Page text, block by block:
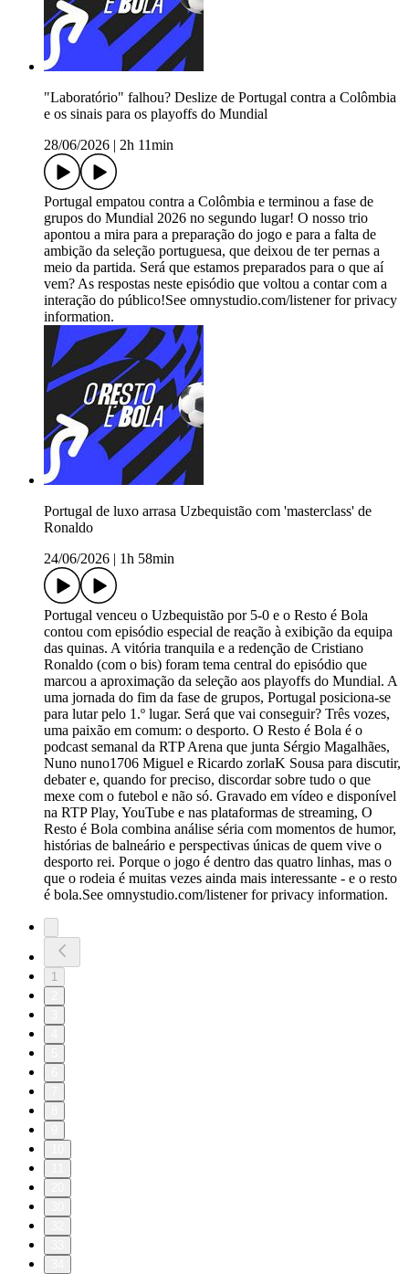
"Laboratório" falhou? Deslize de Portugal contra a Colômbia
e os sinais para os playoffs do Mundial
28/06/2026
2h 11min
Portugal empatou contra a Colômbia e terminou a fase de
grupos do Mundial 2026 no segundo lugar! O nosso trio
apontou a mira para a preparação do jogo e para a falta de
ambição da seleção portuguesa, que deixou de ter pernas a
meio da partida. Será que estamos preparados para o que aí
vem? As respostas neste episódio que voltou a contar com a
interação do público!See omnystudio.com/listener for privacy
information.
Portugal de luxo arrasa Uzbequistão com 'masterclass' de
Ronaldo
24/06/2026
1h 58min
Portugal venceu o Uzbequistão por 5-0 e o Resto é Bola
contou com episódio especial de reação à exibição da equipa
das quinas. A vitória tranquila e a redenção de Cristiano
Ronaldo (com o bis) foram tema central do episódio que
marcou a aproximação da seleção aos playoffs do Mundial. A
uma jornada do fim da fase de grupos, Portugal posiciona-se
para lutar pelo 1.º lugar. Será que vai conseguir? Três vozes,
uma paixão em comum: o desporto. O Resto é Bola é o
podcast semanal da RTP Arena que junta Sérgio Magalhães,
Nuno nuno1706 Miguel e Ricardo zorlaK Sousa para discutir,
debater e, quando for preciso, discordar sobre tudo o que
mexe com o futebol e não só. Gravado em vídeo e disponível
na RTP Play, YouTube e nas plataformas de streaming, O
Resto é Bola combina análise séria com momentos de humor,
histórias de balneário e perspectivas únicas de quem vive o
desporto rei. Porque o jogo é dentro das quatro linhas, mas o
que o rodeia é muitas vezes ainda mais interessante - e o resto
é bola.See omnystudio.com/listener for privacy information.
1